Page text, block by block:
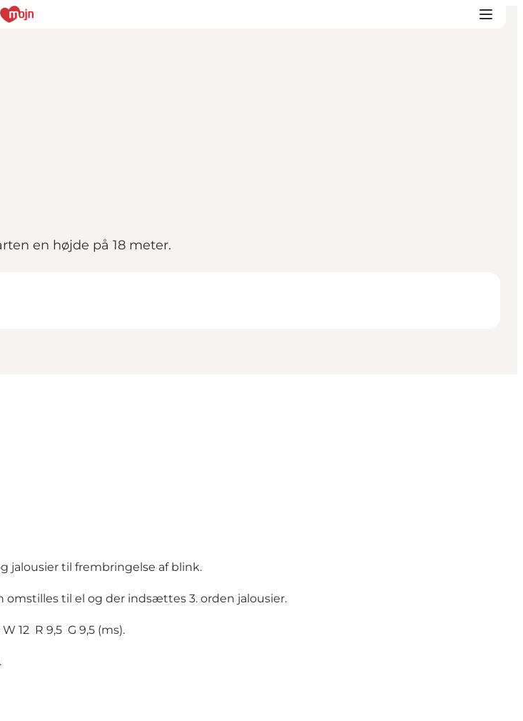
en højde på 18 meter.
jalousier til frembringelse af blink.
til el og der indsættes 3. orden jalousier.
12 R 9,5 G 9,5 (ms).